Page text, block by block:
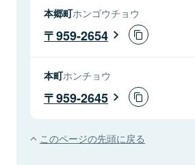
本郷町ホンゴウチョウ
959-2654
本町ホンチョウ
959-2645
このページの先頭に戻る